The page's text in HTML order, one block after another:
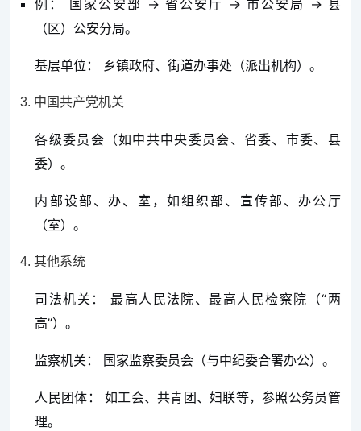
例： 国家公安部 → 省公安厅 → 市公安局 → 县
（区）公安分局。
基层单位： 乡镇政府、街道办事处（派出机构）。
3. 中国共产党机关
各级委员会（如中共中央委员会、省委、市委、县
委）。
内部设部、办、室，如组织部、宣传部、办公厅
（室）。
4. 其他系统
司法机关： 最高人民法院、最高人民检察院（“两
高”）。
监察机关： 国家监察委员会（与中纪委合署办公）。
人民团体： 如工会、共青团、妇联等，参照公务员管
理。